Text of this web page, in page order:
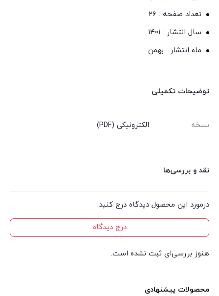
تعداد صفحه : 26
سال انتشار : 1401
ماه انتشار : بهمن
توضیحات تکمیلی
نسخه الکترونیکی (PDF)
نقد و بررسی‌ها
درمورد این محصول دیدگاه درج کنید.
درج دیدگاه
هنوز بررسی‌ای ثبت نشده است.
محصولات پیشنهادی